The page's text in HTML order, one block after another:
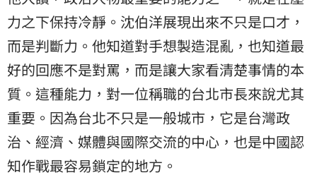
力之下保持冷靜。沈伯洋展現出來不只是口才，
而是判斷力。他知道對手想製造混亂，也知道最
好的回應不是對罵，而是讓大家看清楚事情的本
質。這種能力，對一位稱職的台北市長來說尤其
重要。因為台北不只是一般城市，它是台灣政
治、經濟、媒體與國際交流的中心，也是中國認
知作戰最容易鎖定的地方。